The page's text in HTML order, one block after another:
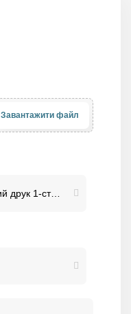
Завантажити файл
Повнокольоровий друк 1-сторонній (4+0)